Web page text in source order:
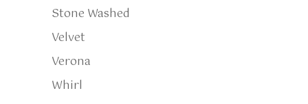
Stone Washed
Velvet
Verona
Whirl